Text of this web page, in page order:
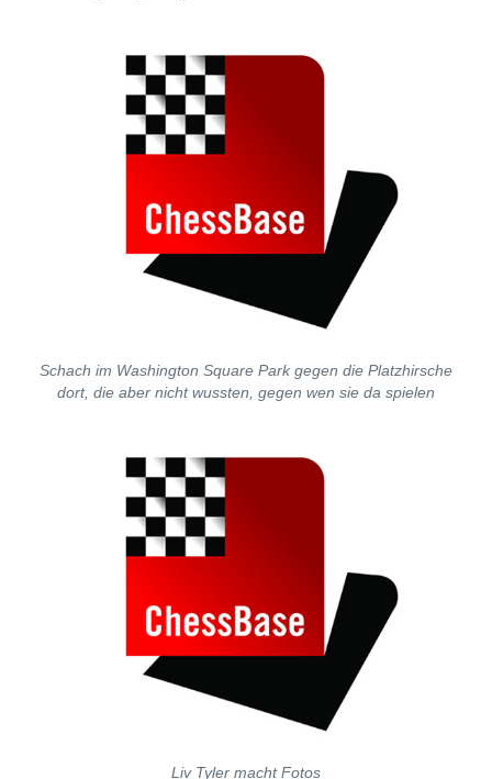
Schach im Washington Square Park gegen die Platzhirsche
dort, die aber nicht wussten, gegen wen sie da spielen
Liv Tyler macht Fotos